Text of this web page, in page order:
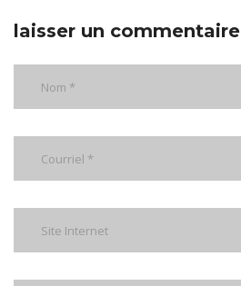
laisser un commentaire